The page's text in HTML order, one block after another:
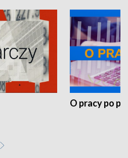
O pracy po